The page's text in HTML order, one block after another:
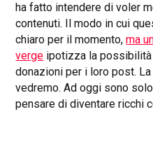
ha fatto intendere di voler
contenuti. Il modo in cui
chiaro per il momento,ma
verge ipotizza la
donazioni per i loro post. La
vedremo. Ad oggi sono
pensare di diventare ricchi